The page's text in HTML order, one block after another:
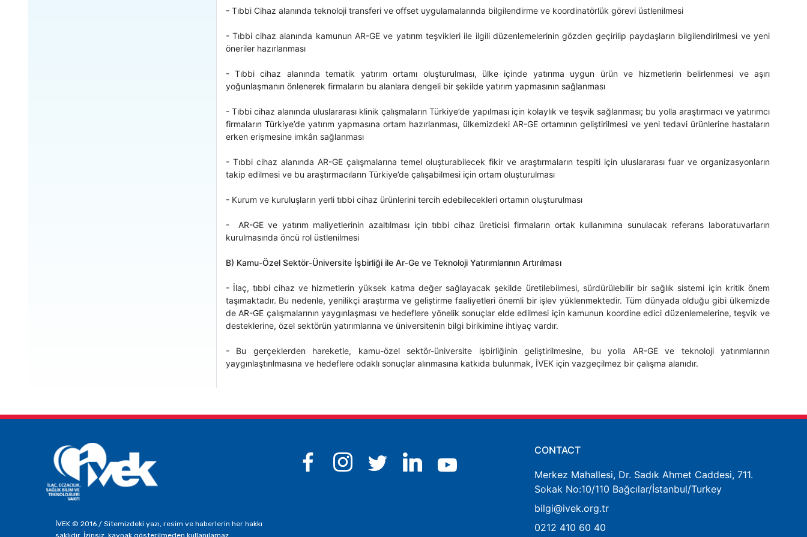
- Tıbbi Cihaz alanında teknoloji transferi ve offset uygulamalarında bilgilendirme ve koordinatörlük görevi üstlenilmesi
- Tıbbi cihaz alanında kamunun AR-GE ve yatırım teşvikleri ile ilgili düzenlemelerinin gözden geçirilip paydaşların bilgilendirilmesi ve yeni
öneriler hazırlanması
- Tıbbi cihaz alanında tematik yatırım ortamı oluşturulması, ülke içinde yatırıma uygun ürün ve hizmetlerin belirlenmesi ve aşırı
yoğunlaşmanın önlenerek firmaların bu alanlara dengeli bir şekilde yatırım yapmasının sağlanması
- Tıbbi cihaz alanında uluslararası klinik çalışmaların Türkiye’de yapılması için kolaylık ve teşvik sağlanması; bu yolla araştırmacı ve yatırımcı
firmaların Türkiye’de yatırım yapmasına ortam hazırlanması, ülkemizdeki AR-GE ortamının geliştirilmesi ve yeni tedavi ürünlerine hastaların
erken erişmesine imkân sağlanması
- Tıbbi cihaz alanında AR-GE çalışmalarına temel oluşturabilecek fikir ve araştırmaların tespiti için uluslararası fuar ve organizasyonların
takip edilmesi ve bu araştırmacıların Türkiye’de çalışabilmesi için ortam oluşturulması
- Kurum ve kuruluşların yerli tıbbi cihaz ürünlerini tercih edebilecekleri ortamın oluşturulması
- AR-GE ve yatırım maliyetlerinin azaltılması için tıbbi cihaz üreticisi firmaların ortak kullanımına sunulacak referans laboratuvarların
kurulmasında öncü rol üstlenilmesi
B) Kamu-Özel Sektör-Üniversite İşbirliği ile Ar-Ge ve Teknoloji Yatırımlarının Artırılması
- İlaç, tıbbi cihaz ve hizmetlerin yüksek katma değer sağlayacak şekilde üretilebilmesi, sürdürülebilir bir sağlık sistemi için kritik önem
taşımaktadır. Bu nedenle, yenilikçi araştırma ve geliştirme faaliyetleri önemli bir işlev yüklenmektedir. Tüm dünyada olduğu gibi ülkemizde
de AR-GE çalışmalarının yaygınlaşması ve hedeflere yönelik sonuçlar elde edilmesi için kamunun koordine edici düzenlemelerine, teşvik ve
desteklerine, özel sektörün yatırımlarına ve üniversitenin bilgi birikimine ihtiyaç vardır.
- Bu gerçeklerden hareketle, kamu-özel sektör-üniversite işbirliğinin geliştirilmesine, bu yolla AR-GE ve teknoloji yatırımlarının
yaygınlaştırılmasına ve hedeflere odaklı sonuçlar alınmasına katkıda bulunmak, İVEK için vazgeçilmez bir çalışma alanıdır.
İVEK © 2016 / Sitemizdeki yazı, resim ve haberlerin her hakkı
saklıdır. İzinsiz, kaynak gösterilmeden kullanılamaz.
CONTACT
Merkez Mahallesi, Dr. Sadık Ahmet Caddesi, 711.
Sokak No:10/110 Bağcılar/İstanbul/Turkey
bilgi@ivek.org.tr
0212 410 60 40